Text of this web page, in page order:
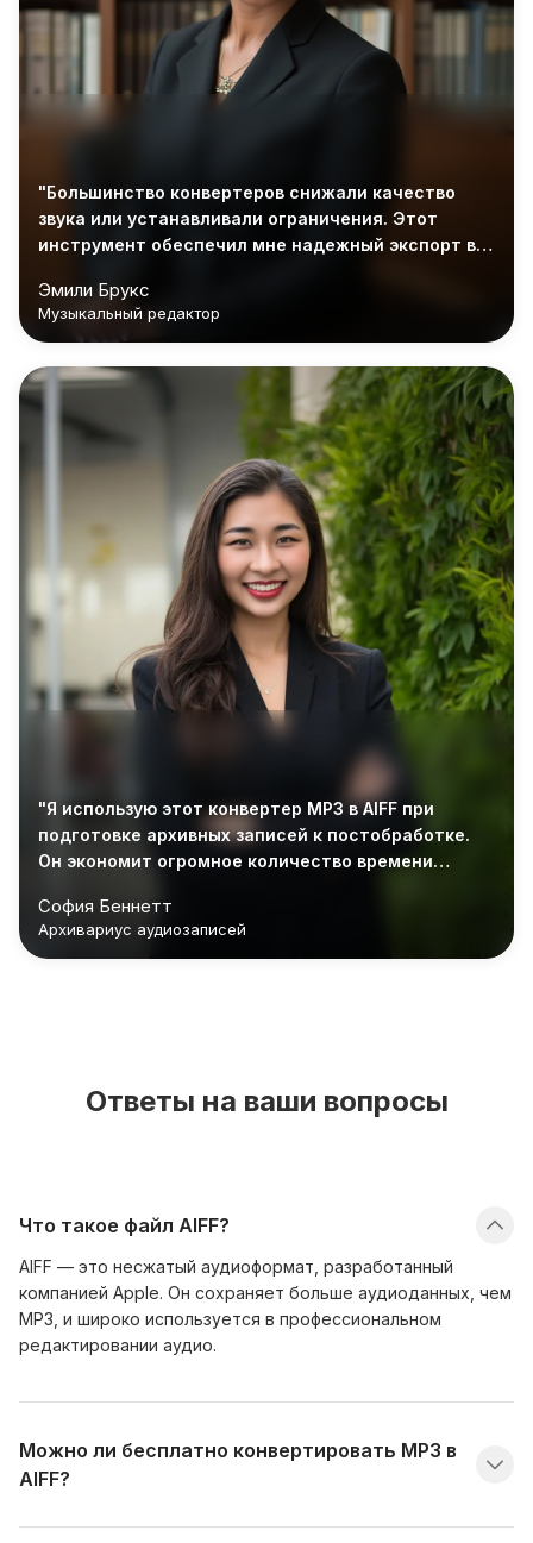
"Большинство конвертеров снижали качество
звука или устанавливали ограничения. Этот
инструмент обеспечил мне надежный экспорт в
приложения."
Эмили Брукс
Музыкальный редактор
"Я использую этот конвертер MP3 в AIFF при
подготовке архивных записей к постобработке.
Он экономит огромное количество времени
София Беннетт
Архивариус аудиозаписей
Ответы на ваши вопросы
Что такое файл AIFF?
AIFF — это несжатый аудиоформат, разработанный
компанией Apple. Он сохраняет больше аудиоданных, чем
MP3, и широко используется в профессиональном
редактировании аудио.
Можно ли бесплатно конвертировать MP3 в
AIFF?